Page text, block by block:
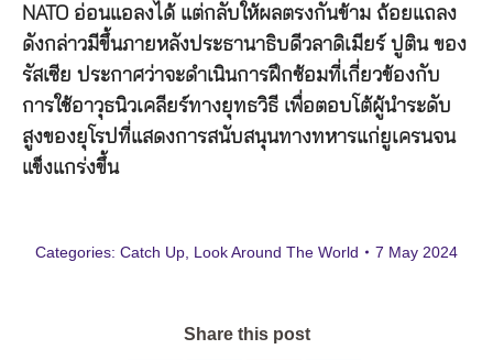
NATO อ่อนแอลงได้ แต่กลับให้ผลตรงกันข้าม ถ้อยแถลง
ดังกล่าวมีขึ้นภายหลังประธานาธิบดีวลาดิเมียร์ ปูติน ของ
รัสเซีย ประกาศว่าจะดําเนินการฝึกซ้อมที่เกี่ยวข้องกับ
การใช้อาวุธนิวเคลียร์ทางยุทธวิธี เพื่อตอบโต้ผู้นําระดับ
สูงของยุโรปที่แสดงการสนับสนุนทางทหารแก่ยูเครนจน
แข็งแกร่งขึ้น
Categories: Catch Up Look Around The World 7 May 2024
Share this post